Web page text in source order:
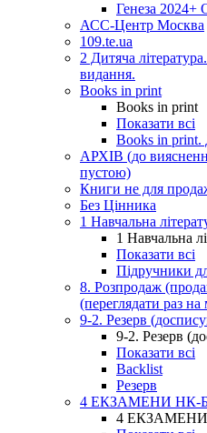
Генеза 2024+
АСС-Центр Москва
109.te.ua
2 Дитяча
видання.
Books in print
Books in print
Показати всі
Books in print.
АРХІВ (до
пустою)
Книги не для
Без Цінника
1 Навчальна
1 Навчальна
Показати всі
Підручники
8. Розпродаж
(переглядати раз на
9-2. Резерв
9-2. Резерв
Показати всі
Backlist
Резерв
4 ЕКЗАМЕНИ НК-
4